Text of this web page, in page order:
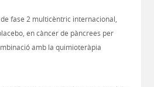
fase 2 multicèntric internacional,
en càncer de pàncrees per
amb la quimioteràpia